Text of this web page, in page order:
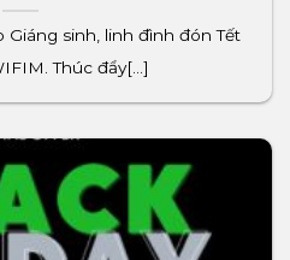
sinh, linh đình đón Tết
Thúc đẩy[...]